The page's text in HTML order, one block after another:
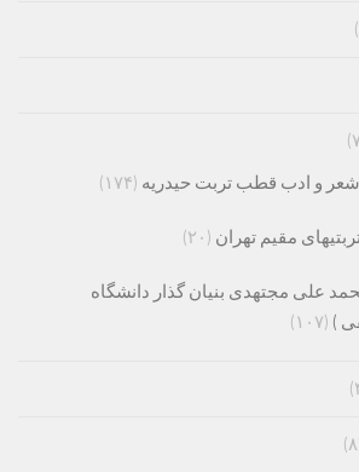
و ادب قطب تربت حیدریه (۱۷۴)
مقیم تهران (۲۰)
علی مجتهدی بنیان گذار دانشگاه
) (۱۰۷)